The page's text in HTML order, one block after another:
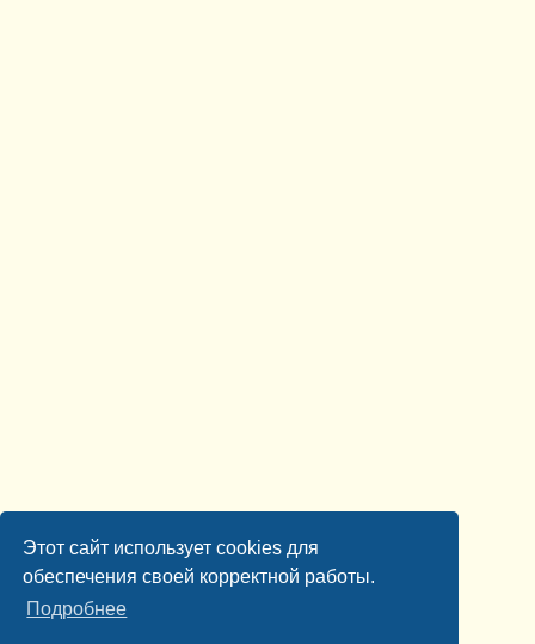
Этот сайт использует cookies для
обеспечения своей корректной работы.
Подробнее